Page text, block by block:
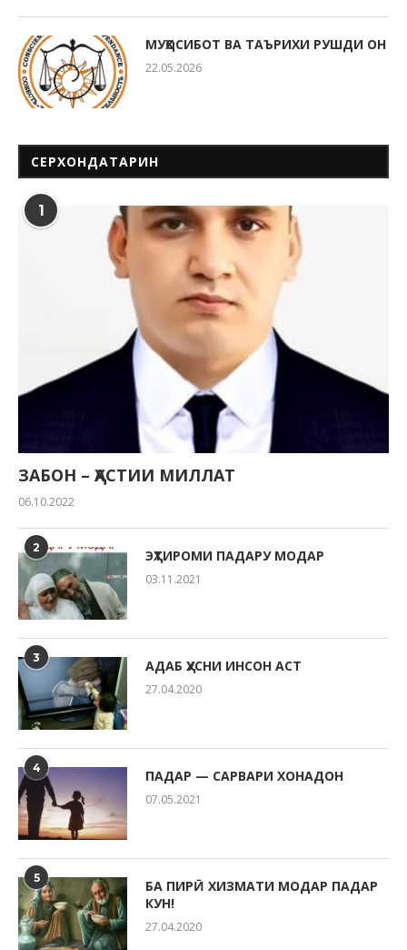
МУҲОСИБОТ ВА ТАЪРИХИ РУШДИ ОН
22.05.2026
СЕРХОНДАТАРИН
1
ЗАБОН – ҲАСТИИ МИЛЛАТ
06.10.2022
2 ЭҲТИРОМИ ПАДАРУ МОДАР
03.11.2021
3 АДАБ ҲУСНИ ИНСОН АСТ
27.04.2020
4 ПАДАР — САРВАРИ ХОНАДОН
07.05.2021
5
БА ПИРӢ ХИЗМАТИ МОДАР ПАДАР
КУН!
27.04.2020